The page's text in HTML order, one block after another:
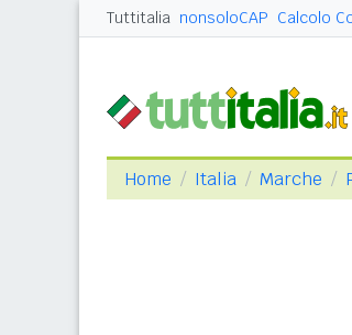
Tuttitalia nonsoloCAP Calcolo
Home Italia Marche